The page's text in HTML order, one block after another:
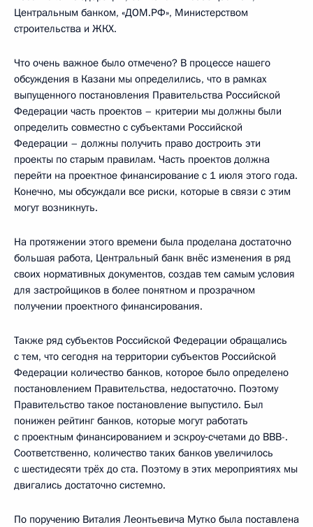
Центральным банком, «ДОМ.РФ», Министерством
строительства и ЖКХ.
Что очень важное было отмечено? В процессе нашего
обсуждения в Казани мы определились, что в рамках
выпущенного постановления Правительства Российской
Федерации часть проектов – критерии мы должны были
определить совместно с субъектами Российской
Федерации – должны получить право достроить эти
проекты по старым правилам. Часть проектов должна
перейти на проектное финансирование с 1 июля этого года.
Конечно, мы обсуждали все риски, которые в связи с этим
могут возникнуть.
На протяжении этого времени была проделана достаточно
большая работа, Центральный банк внёс изменения в ряд
своих нормативных документов, создав тем самым условия
для застройщиков в более понятном и прозрачном
получении проектного финансирования.
Также ряд субъектов Российской Федерации обращались
с тем, что сегодня на территории субъектов Российской
Федерации количество банков, которое было определено
постановлением Правительства, недостаточно. Поэтому
Правительство такое постановление выпустило. Был
понижен рейтинг банков, которые могут работать
с проектным финансированием и эскроу‑счетами до BBB-.
Соответственно, количество таких банков увеличилось
с шестидесяти трёх до ста. Поэтому в этих мероприятиях мы
двигались достаточно системно.
По поручению Виталия Леонтьевича Мутко была поставлена